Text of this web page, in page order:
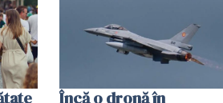
vânzării
Încă o dronă în